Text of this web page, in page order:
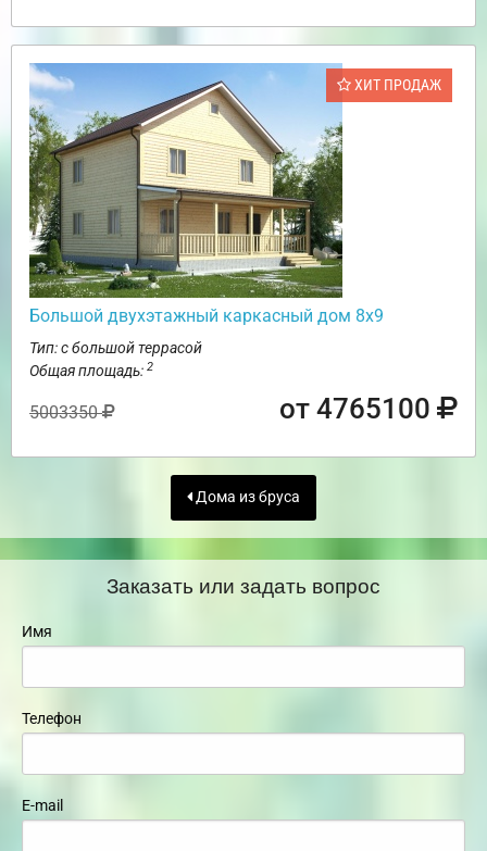
ХИТ ПРОДАЖ
Большой двухэтажный каркасный дом 8х9
Тип: с большой террасой
Общая площадь: 2
5003350 от 4765100
Дома из бруса
Заказать или задать вопрос
Имя
Телефон
E-mail